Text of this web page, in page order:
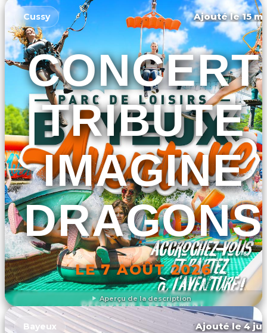
Aperçu de la description
Cussy Ajouté le 15
CONCERT
TRIBUTE
IMAGINE
DRAGONS
LE 7 AOÛT 2026
DÉCOUVRIR L'ÉVÉNEMENT
Bayeux Ajouté le 4